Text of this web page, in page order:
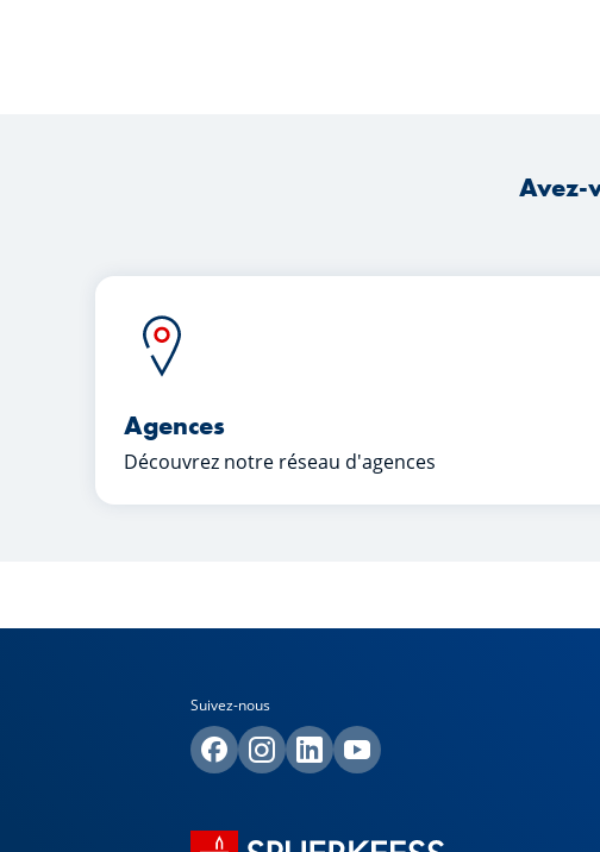
Avez-
Agences
Découvrez notre réseau d'agences
Suivez-nous